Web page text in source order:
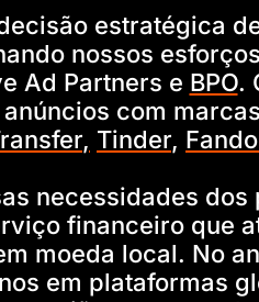
estratégica
nossos
Ad Partners e BPO.
com
, Tinder,
necessidades
financeiro que
moeda local. No
em plataformas